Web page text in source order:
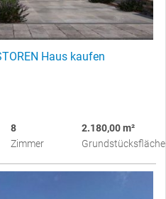
Haus kaufen
8
Zimmer
2.180,00 m²
Grundstücksfläche